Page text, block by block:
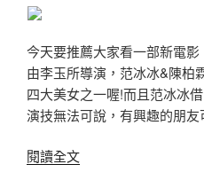
今天要推薦大家看一部新電
由李玉所導演，范冰冰&陳柏
四大美女之一喔!而且范冰冰
演技無法可說，有興趣的朋
閱讀全文〈[2011